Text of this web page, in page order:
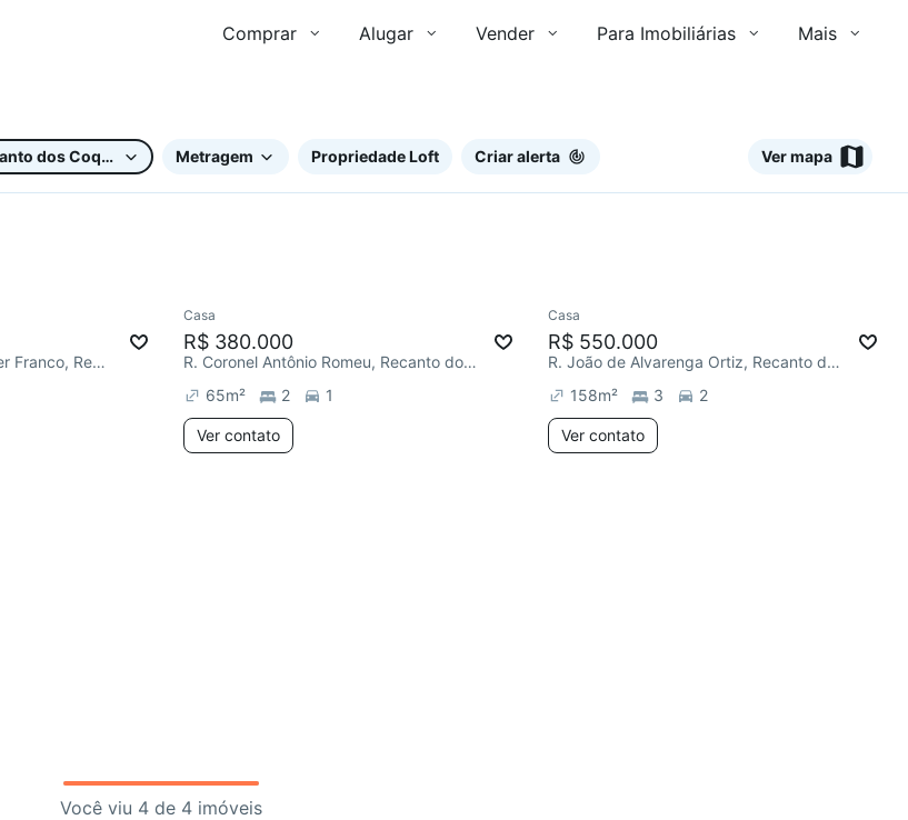
Comprar Alugar Vender Para Imobiliárias Mais
dos Coqueirais Metragem Propriedade Loft Criar alerta Ver mapa
R. Irmã Horminda Gambier Franco, Recanto dos Coqueirais
Casa
R$ 380.000
R. Coronel Antônio Romeu, Recanto dos Coqueirais
65m² 2 1
Ver contato
Chegou há 1 dia
Casa
R$ 550.000
R. João de Alvarenga Ortiz, Recanto dos Coqueirais
158m² 3 2
Ver contato
Você viu 4 de 4 imóveis